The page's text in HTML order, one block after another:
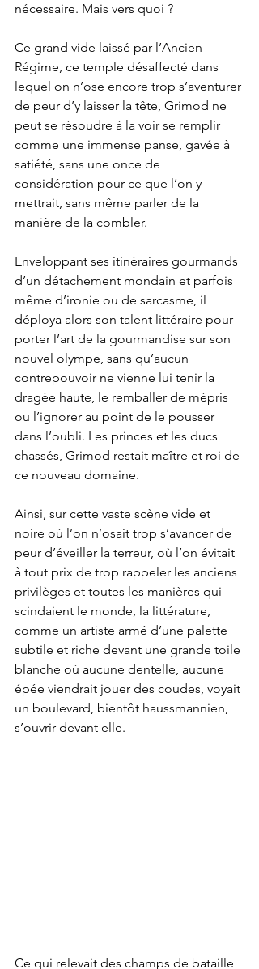
nécessaire. Mais vers quoi ?
Ce grand vide laissé par l’Ancien
Régime, ce temple désaffecté dans
lequel on n’ose encore trop s’aventurer
de peur d’y laisser la tête, Grimod ne
peut se résoudre à la voir se remplir
comme une immense panse, gavée à
satiété, sans une once de
considération pour ce que l’on y
mettrait, sans même parler de la
manière de la combler.
Enveloppant ses itinéraires gourmands
d’un détachement mondain et parfois
même d’ironie ou de sarcasme, il
déploya alors son talent littéraire pour
porter l’art de la gourmandise sur son
nouvel olympe, sans qu’aucun
contrepouvoir ne vienne lui tenir la
dragée haute, le remballer de mépris
ou l’ignorer au point de le pousser
dans l’oubli. Les princes et les ducs
chassés, Grimod restait maître et roi de
ce nouveau domaine.
Ainsi, sur cette vaste scène vide et
noire où l’on n’osait trop s’avancer de
peur d’éveiller la terreur, où l’on évitait
à tout prix de trop rappeler les anciens
privilèges et toutes les manières qui
scindaient le monde, la littérature,
comme un artiste armé d’une palette
subtile et riche devant une grande toile
blanche où aucune dentelle, aucune
épée viendrait jouer des coudes, voyait
un boulevard, bientôt haussmannien,
s’ouvrir devant elle.
Ce qui relevait des champs de bataille